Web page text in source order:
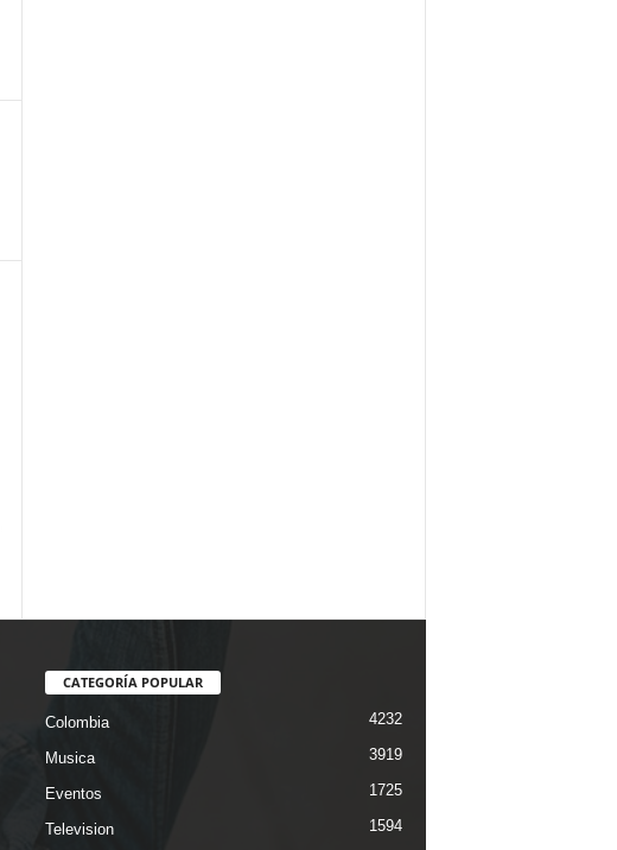
CATEGORÍA POPULAR
Colombia 4232
Musica 3919
Eventos 1725
Television 1594